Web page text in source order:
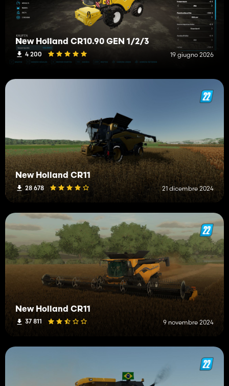
New Holland CR10.90 GEN 1/2/3
4 200 19 giugno 2026
New Holland CR11
28 678 21 dicembre 2024
New Holland CR11
37 811 9 novembre 2024